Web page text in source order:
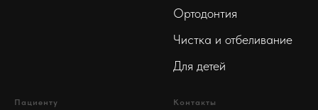
Ортодонтия
Чистка и отбеливание
Для детей
Пациенту Контакты